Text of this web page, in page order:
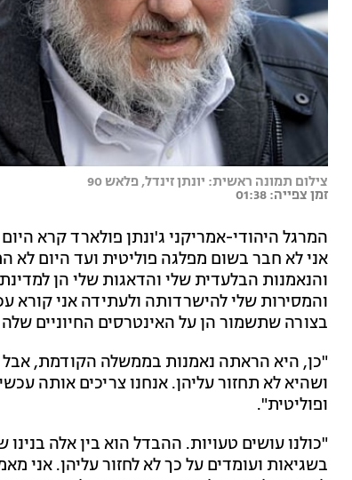
צילום תמונה ראשית: יונתן זינדל, פלאש 90
זמן צפייה: 01:38
המרגל היהודי-אמריקני ג'ונתן פולארד קרא
אני לא חבר בשום מפלגה פוליטית ועד היום לא
והנאמנות הבלעדית שלי והדאגות שלי הן
והמסירות שלי להישרדותה ולעתידה אני קורא
בצורה שתשמור הן על האינטרסים החיוניים
"כן, היא הראתה נאמנות בממשלה הקודמת, אבל
ושהיא לא תחזור עליהן. אנחנו צריכים אותה
ופוליטית".
"כולנו עושים טעויות. ההבדל הוא בין אלה
בשגיאות ועומדים על כך לא לחזור עליהן. אני